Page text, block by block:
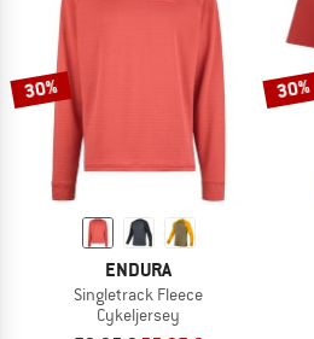
30%
ENDURA
Singletrack Fleece
Cykeljersey
30%